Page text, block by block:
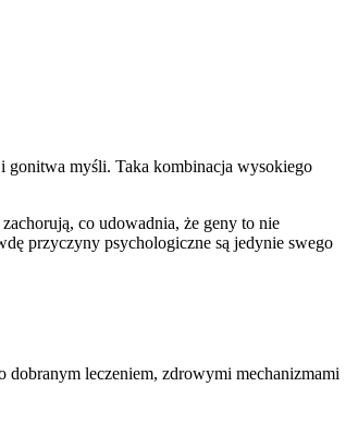
gonitwa myśli. Taka kombinacja wysokiego
co udowadnia, że geny to nie
przyczyny psychologiczne są jedynie swego
leczeniem, zdrowymi mechanizmami